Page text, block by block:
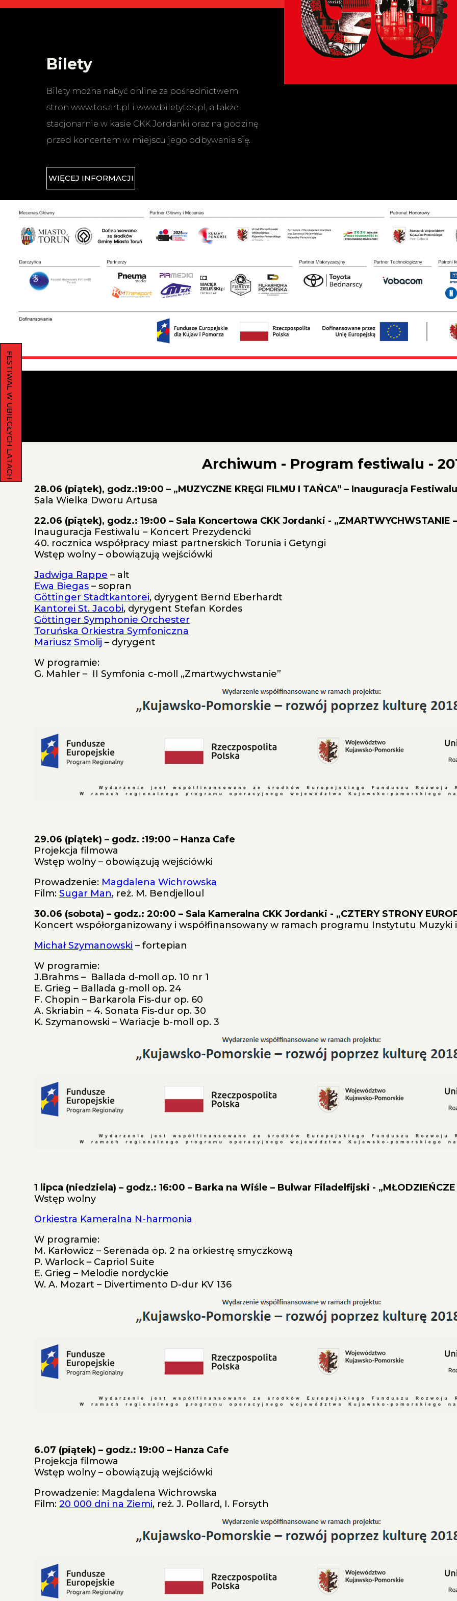
FESTIWAL W UBIEGŁYCH LATACH
Bilety
Bilety można nabyć online za pośrednictwem
stron www.tos.art.pl i www.biletytos.pl, a także
stacjonarnie w kasie CKK Jordanki oraz na godzinę
przed koncertem w miejscu jego odbywania się.
WIĘCEJ INFORMACJI
Sponsorzy
główna
Główna
zawartość
Archiwum - Program festiwalu -
28.06 (piątek), godz.:19:00 – „MUZYCZNE KRĘGI FILMU I TAŃCA” – Inauguracja
Sala Wielka Dworu Artusa
22.06 (piątek), godz.: 19:00 – Sala Koncertowa CKK Jordanki - „ZMARTWYCHWSTANIE
Inauguracja Festiwalu – Koncert Prezydencki
40. rocznica współpracy miast partnerskich Torunia i Getyngi
Wstęp wolny – obowiązują wejściówki
Jadwiga Rappe – alt
Ewa Biegas – sopran
Göttinger Stadtkantorei, dyrygent Bernd Eberhardt
Kantorei St. Jacobi, dyrygent Stefan Kordes
Göttinger Symphonie Orchester
Toruńska Orkiestra Symfoniczna
Mariusz Smolij – dyrygent
W programie:
G. Mahler – II Symfonia c-moll „Zmartwychwstanie”
29.06 (piątek) – godz. :19:00 – Hanza Cafe
Projekcja filmowa
Wstęp wolny – obowiązują wejściówki
Prowadzenie: Magdalena Wichrowska
Film:Sugar Man, reż. M. Bendjelloul
30.06 (sobota) – godz.: 20:00 – Sala Kameralna CKK Jordanki - „CZTERY STRONY
Koncert współorganizowany i współfinansowany w ramach programu Instytutu Muzyki
Michał Szymanowski – fortepian
W programie:
J.Brahms – Ballada d-moll op. 10 nr 1
E. Grieg – Ballada g-moll op. 24
F. Chopin – Barkarola Fis-dur op. 60
A. Skriabin – 4. Sonata Fis-dur op. 30
K. Szymanowski – Wariacje b-moll op. 3
1 lipca (niedziela) – godz.: 16:00 – Barka na Wiśle – Bulwar Filadelfijski - „MŁODZIEŃCZE
Wstęp wolny
Orkiestra Kameralna N-harmonia
W programie:
M. Karłowicz – Serenada op. 2 na orkiestrę smyczkową
P. Warlock – Capriol Suite
E. Grieg – Melodie nordyckie
W. A. Mozart – Divertimento D-dur KV 136
6.07 (piątek) – godz.: 19:00 – Hanza Cafe
Projekcja filmowa
Wstęp wolny – obowiązują wejściówki
Prowadzenie: Magdalena Wichrowska
Film:20 000 dni na Ziemi, reż. J. Pollard, I. Forsyth